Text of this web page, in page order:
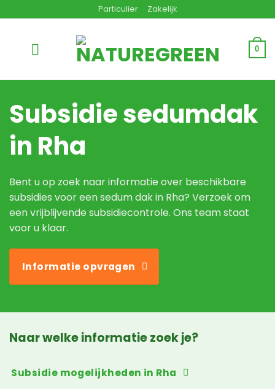
naar
Particulier Zakelijk
0
Subsidie sedumdak
in Rha
Bent u op zoek naar informatie over beschikbare
subsidies voor een sedum dak in Rha? Verzoek om
een vrijblijvende subsidiecontrole. Ons team staat
voor u klaar.
Informatie opvragen
Naar welke informatie zoek je?
Subsidie mogelijkheden in Rha